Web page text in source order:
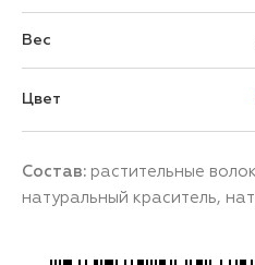
Вес
Цвет
Состав: растительные
натуральный краситель,